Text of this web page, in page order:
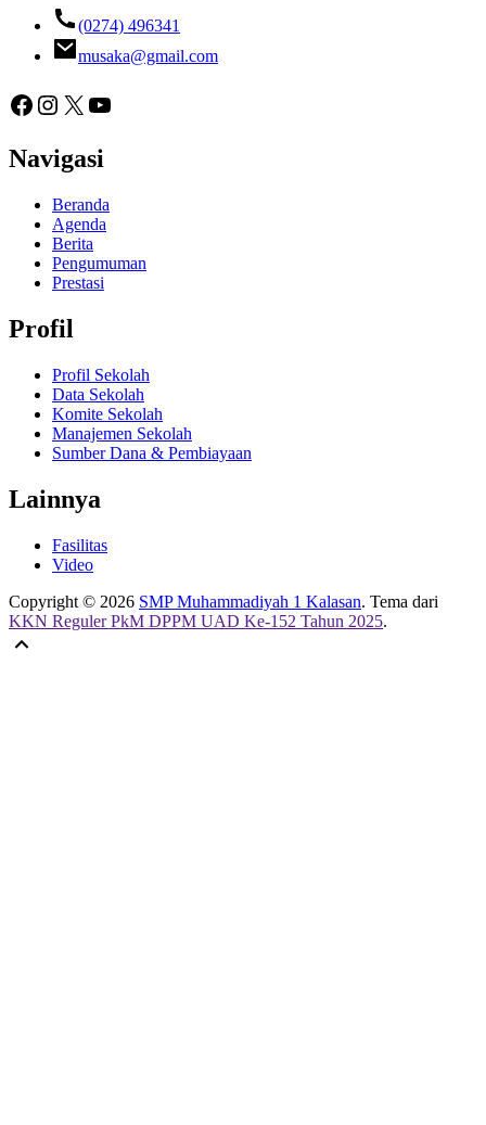
(0274) 496341
musaka@gmail.com
Facebook
Instagram
X YouTube
Navigasi
Beranda
Agenda
Berita
Pengumuman
Prestasi
Profil
Profil Sekolah
Data Sekolah
Komite Sekolah
Manajemen Sekolah
Sumber Dana & Pembiayaan
Lainnya
Fasilitas
Video
Copyright © 2026 SMP Muhammadiyah 1 Kalasan. Tema dari
KKN Reguler PkM DPPM UAD Ke-152 Tahun 2025.